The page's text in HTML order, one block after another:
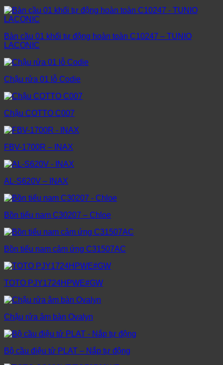
Bàn cầu 01 khối tự động hoàn toàn C10247 – TUNIO
LACONIC
Chậu rửa 01 lỗ Codie
Chậu COTTO C007
FBV-1700R – INAX
AL-S620V – INAX
Bồn tiểu nam C30207 – Chloe
Bồn tiểu nam cảm ứng C31507AC
TOTO PJY1724HPWE#GW
Chậu rửa âm bàn Ovalyn
Bộ cầu điệu tử PLAT – Nắp tự động